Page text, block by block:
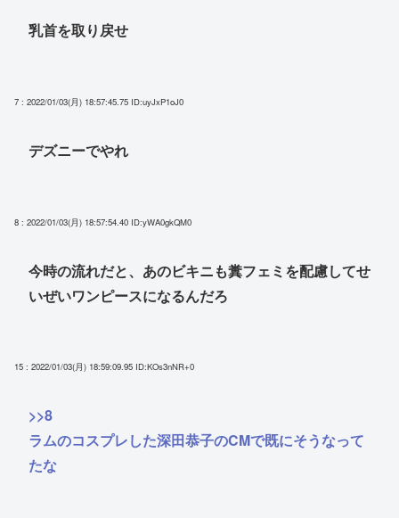
乳首を取り戻せ
7 : 2022/01/03(月) 18:57:45.75 ID:uyJxP1oJ0
デズニーでやれ
8 : 2022/01/03(月) 18:57:54.40 ID:yWA0gkQM0
今時の流れだと、あのビキニも糞フェミを配慮してせ
いぜいワンピースになるんだろ
15 : 2022/01/03(月) 18:59:09.95 ID:KOs3nNR+0
>>8
ラムのコスプレした深田恭子のCMで既にそうなって
たな